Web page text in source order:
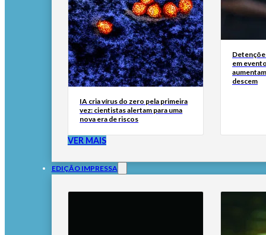
IA cria vírus do zero pela primeira
vez: cientistas alertam para uma
nova era de riscos
em
descem
VER MAIS
EDIÇÃO IMPRESSA